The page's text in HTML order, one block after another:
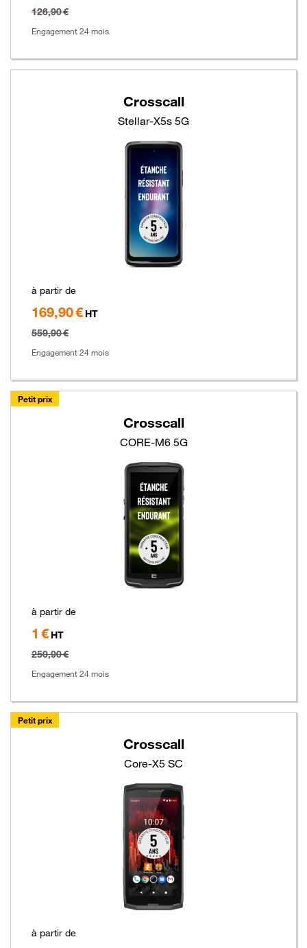
126,90 €
Engagement 24 mois
Crosscall
Stellar-X5s 5G
à partir de
169,90 € HT
559,90 €
Engagement 24 mois
Petit prix
Crosscall
CORE-M6 5G
à partir de
1 € HT
250,90 €
Engagement 24 mois
Petit prix
Crosscall
Core-X5 SC
à partir de